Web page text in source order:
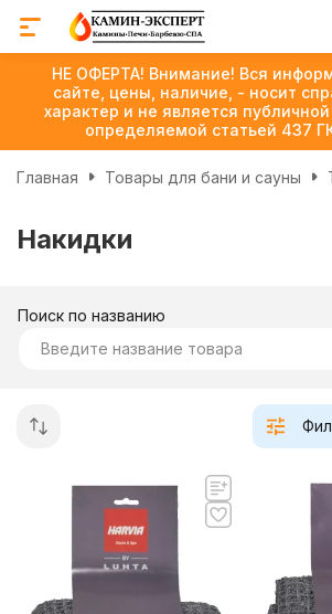
НЕ ОФЕРТА! Внимание! Вся
сайте, цены, наличие, - носит
характер и не является публичной
определяемой статьей 437
Главная Товары для бани и сауны
Накидки
Поиск по названию